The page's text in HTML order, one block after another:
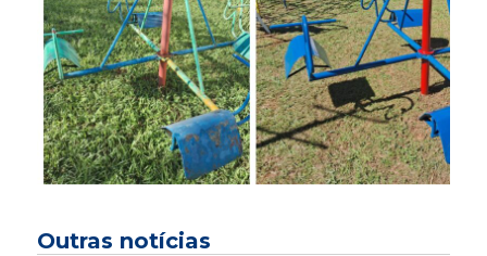
Outras notícias